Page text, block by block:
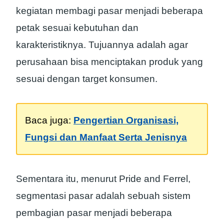
kegiatan membagi pasar menjadi beberapa
petak sesuai kebutuhan dan
karakteristiknya. Tujuannya adalah agar
perusahaan bisa menciptakan produk yang
sesuai dengan target konsumen.
Baca juga: Pengertian Organisasi,
Fungsi dan Manfaat Serta Jenisnya
Sementara itu, menurut Pride and Ferrel,
segmentasi pasar adalah sebuah sistem
pembagian pasar menjadi beberapa